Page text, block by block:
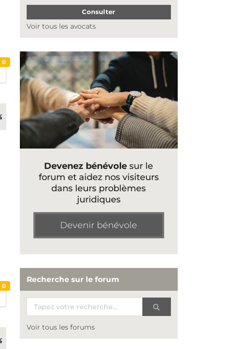
0
0
Consulter
Voir tous les avocats
Devenez bénévole sur le
forum et aidez nos visiteurs
dans leurs problèmes
juridiques
Devenir bénévole
Recherche sur le forum
Voir tous les forums